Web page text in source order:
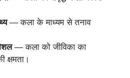
— कला के माध्यम से तनाव
— कला को जीविका का
क्षमता।